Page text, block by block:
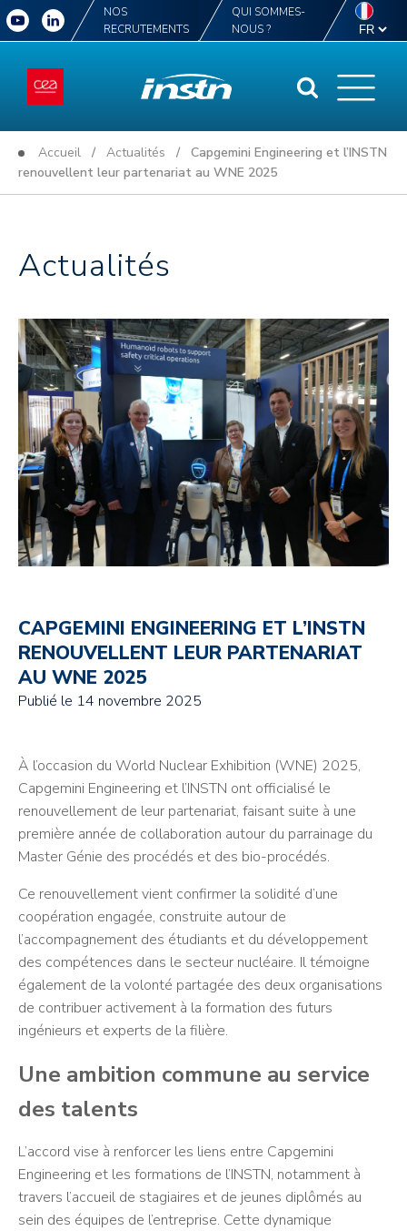
NOS
RECRUTEMENTS
QUI SOMMES-
NOUS ?
Accueil / Actualités / Capgemini Engineering et l’INSTN
renouvellent leur partenariat au WNE 2025
Actualités
CAPGEMINI ENGINEERING ET L’INSTN
RENOUVELLENT LEUR PARTENARIAT
AU WNE 2025
Publié le 14 novembre 2025
À l’occasion du World Nuclear Exhibition (WNE) 2025,
Capgemini Engineering et l’INSTN ont officialisé le
renouvellement de leur partenariat, faisant suite à une
première année de collaboration autour du parrainage du
Master Génie des procédés et des bio-procédés.
Ce renouvellement vient confirmer la solidité d’une
coopération engagée, construite autour de
l’accompagnement des étudiants et du développement
des compétences dans le secteur nucléaire. Il témoigne
également de la volonté partagée des deux organisations
de contribuer activement à la formation des futurs
ingénieurs et experts de la filière.
Une ambition commune au service
des talents
L’accord vise à renforcer les liens entre Capgemini
Engineering et les formations de l’INSTN, notamment à
travers l’accueil de stagiaires et de jeunes diplômés au
sein des équipes de l’entreprise. Cette dynamique